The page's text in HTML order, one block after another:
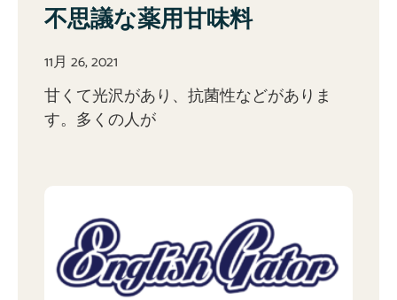
不思議な薬用甘味料
11月 26, 2021
甘くて光沢があり、抗菌性などがありま
す。多くの人が